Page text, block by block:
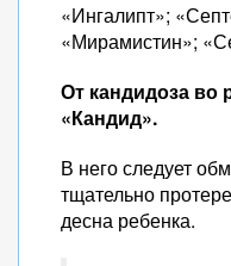
«Ингалипт»;
«Мирамистин»;
От кандидоза во
«Кандид».
В него следует
тщательно
десна ребенка.